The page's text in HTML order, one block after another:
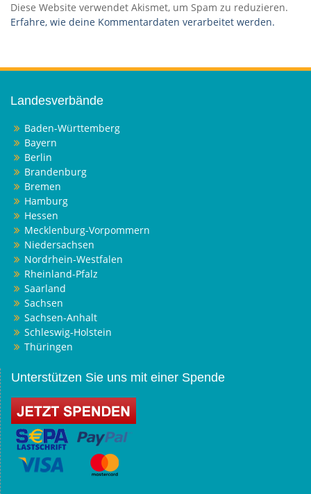
Diese Website verwendet Akismet, um Spam zu reduzieren.
Erfahre, wie deine Kommentardaten verarbeitet werden.
Landesverbände
Baden-Württemberg
Bayern
Berlin
Brandenburg
Bremen
Hamburg
Hessen
Mecklenburg-Vorpommern
Niedersachsen
Nordrhein-Westfalen
Rheinland-Pfalz
Saarland
Sachsen
Sachsen-Anhalt
Schleswig-Holstein
Thüringen
Unterstützen Sie uns mit einer Spende